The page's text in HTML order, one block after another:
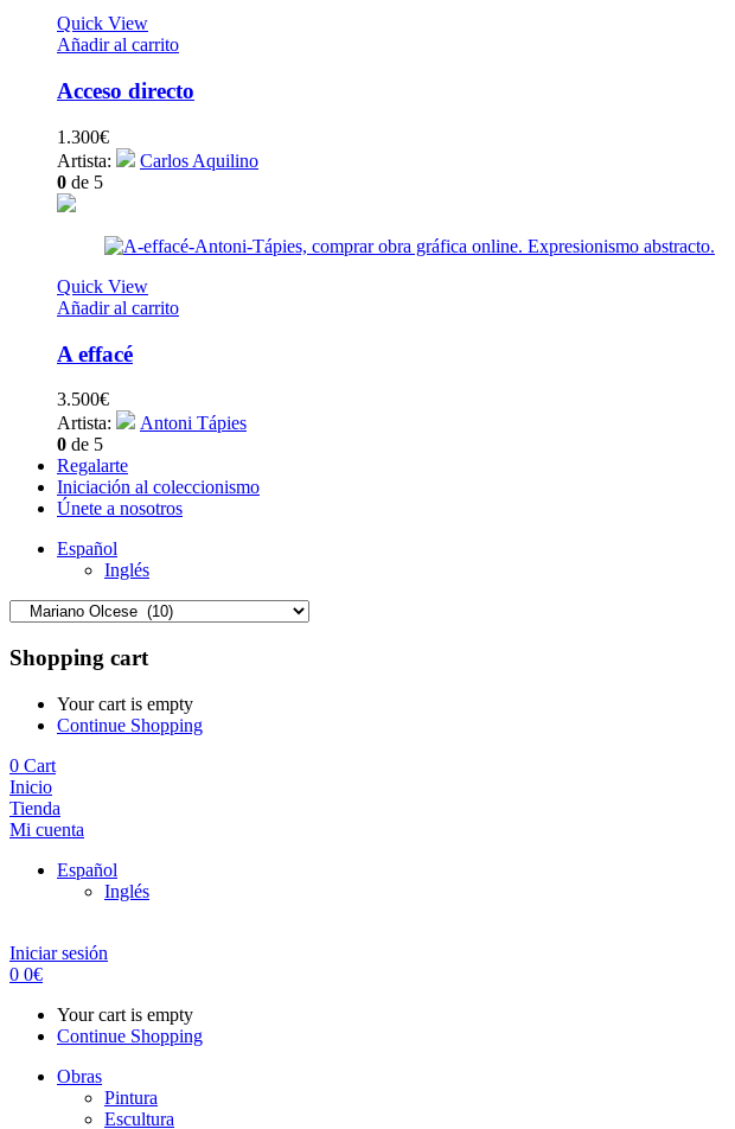
Quick View
Añadir al carrito
Acceso directo
1.300€
Artista:
Carlos Aquilino
0 de 5
Quick View
Añadir al carrito
A effacé
3.500€
Artista:
Antoni Tápies
0 de 5
Regalarte
Iniciación al coleccionismo
Únete a nosotros
Español
Inglés
Shopping cart
Your cart is empty
Continue Shopping
0 Cart
Inicio
Tienda
Mi cuenta
Español
Inglés
Iniciar sesión
0 0€
Your cart is empty
Continue Shopping
Obras
Pintura
Escultura